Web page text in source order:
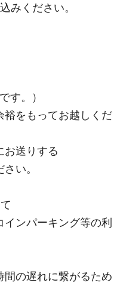
ください。
す。）
をもってお越しくだ
お送りする
い。
インパーキング等の利
の遅れに繋がるため